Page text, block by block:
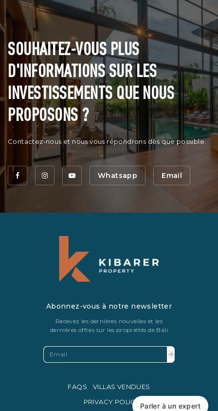
SOUHAITEZ-VOUS PLUS
D'INFORMATIONS SUR LES
INVESTISSEMENTS QUE NOUS
PROPOSONS ?
Contactez-nous et nous vous répondrons dès que possible.
Whatsapp Email
Abonnez-vous à notre newsletter
Recevez les dernières nouvelles et les
dernières offres sur les propriétés de Bali
FAQS
VILLAS VENDUES
PRIVACY POLICY Parler à un expert